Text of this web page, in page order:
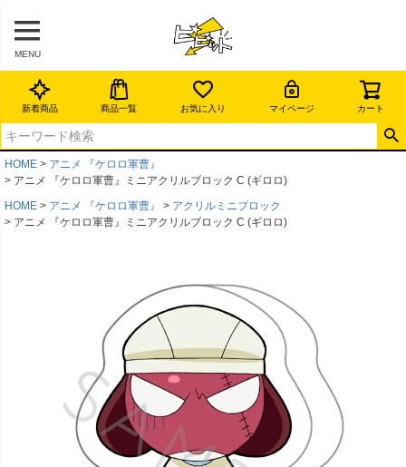
MENU
新着商品 商品一覧 お気に入り マイページ カート
HOME
アニメ 『ケロロ軍曹』
アニメ 『ケロロ軍曹』ミニアクリルブロック C (ギロロ)
HOME
アニメ 『ケロロ軍曹』
アクリルミニブロック
アニメ 『ケロロ軍曹』ミニアクリルブロック C (ギロロ)